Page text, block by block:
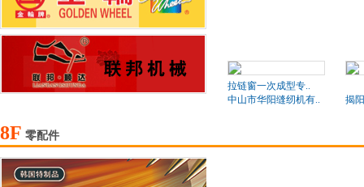
拉链窗一次成型专..
中山市华阳缝纫机有..
揭
8F 零配件